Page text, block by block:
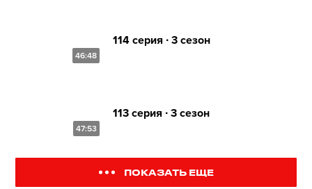
46:48
114 серия ∙ 3 сезон
47:53
113 серия ∙ 3 сезон
ПОКАЗАТЬ ЕЩЕ